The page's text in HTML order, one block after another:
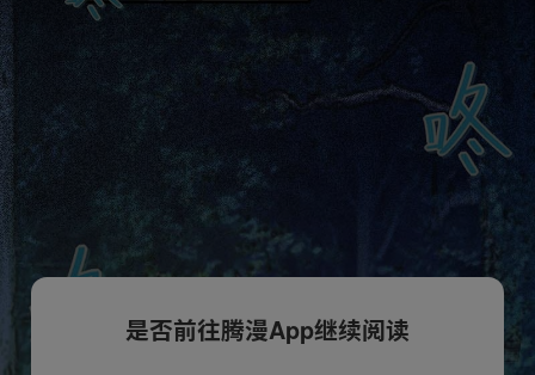
是否前往腾漫App继续阅读